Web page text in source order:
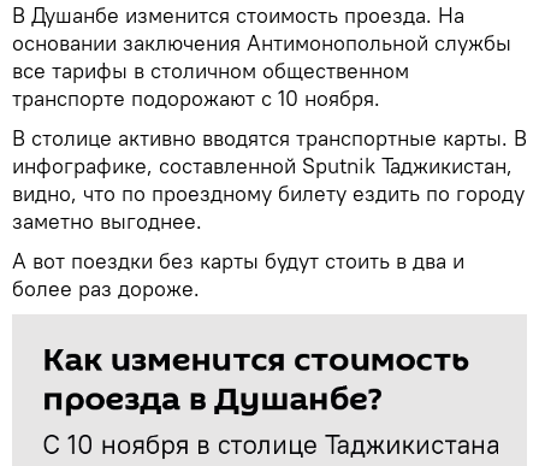
В Душанбе изменится стоимость проезда. На
основании заключения Антимонопольной службы
все тарифы в столичном общественном
транспорте подорожают с 10 ноября.
В столице активно вводятся транспортные карты. В
инфографике, составленной Sputnik Таджикистан,
видно, что по проездному билету ездить по городу
заметно выгоднее.
А вот поездки без карты будут стоить в два и
более раз дороже.